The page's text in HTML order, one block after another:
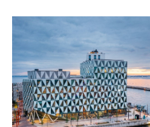
HETCH: Här formas framtidens